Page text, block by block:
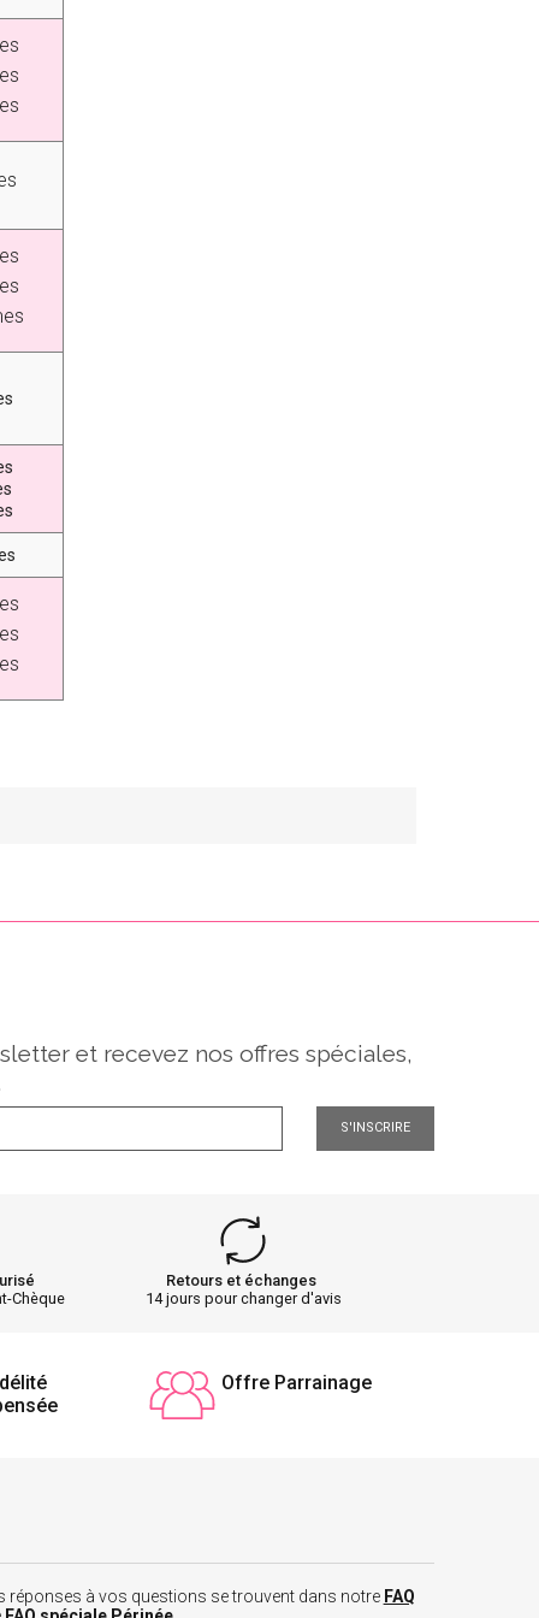
et recevez nos offres spéciales,
S'INSCRIRE
Chèque
Retours et échanges
14 jours pour changer d'avis
Offre Parrainage
réponses à vos questions se trouvent dans notre FAQ